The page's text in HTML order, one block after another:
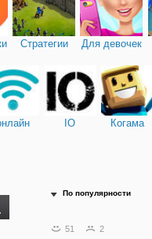
Стратегии Для девочек
IO Когама
По популярности
51 2